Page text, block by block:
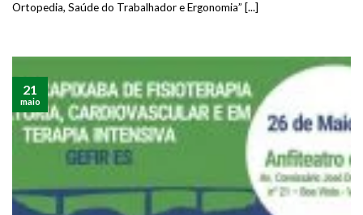
Ortopedia, Saúde do Trabalhador e Ergonomia” [...]
21
maio